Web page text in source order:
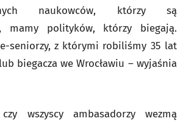
naukowców, którzy są
mamy polityków, którzy biegają.
seniorzy, z którymi robiliśmy 35 lat
biegacza we Wrocławiu – wyjaśnia
wszyscy ambasadorzy wezmą